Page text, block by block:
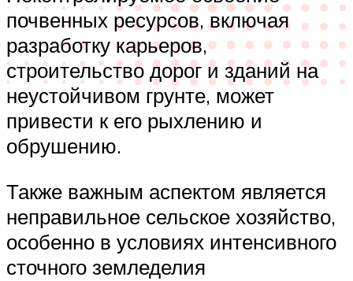
почвенных ресурсов, включая
разработку карьеров,
строительство дорог и зданий на
неустойчивом грунте, может
привести к его рыхлению и
обрушению.
Также важным аспектом является
неправильное сельское хозяйство,
особенно в условиях интенсивного
сточного земледелия